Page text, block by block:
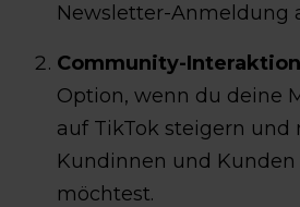
Newsletter-Anmeldung
Community-Interaktion
Option, wenn du deine
auf TikTok steigern
Kundinnen und
möchtest.